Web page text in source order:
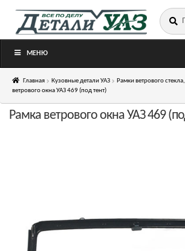
Перейти
Перейти
Искать:
МЕНЮ
Главная Кузовные детали УАЗ Рамки ветрового
ветрового окна УАЗ 469 (под тент)
Рамка ветрового окна УАЗ 469